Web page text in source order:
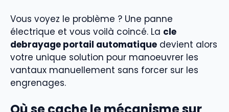
Vous voyez le problème ? Une panne
électrique et vous voilà coincé. La cle
debrayage portail automatique devient alors
votre unique solution pour manoeuvrer les
vantaux manuellement sans forcer sur les
engrenages.